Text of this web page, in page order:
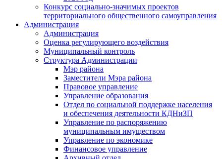
Конкурс социально-значимых проектов
территориального общественного самоуправления
Администрация
Администрация
Оценка регулирующего воздействия
Муниципальный контроль
Структура Администрации
Мэр района
Заместители Мэра района
Правовое управление
Управление образования
Отдел по социальной поддержке населения
и обеспечения деятельности КДНиЗП
Управление по распоряжению
муниципальным имуществом
Управление по экономике
Финансовое управление